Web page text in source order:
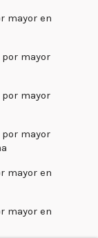
mayor en
mayor
mayor
mayor
mayor en
mayor en